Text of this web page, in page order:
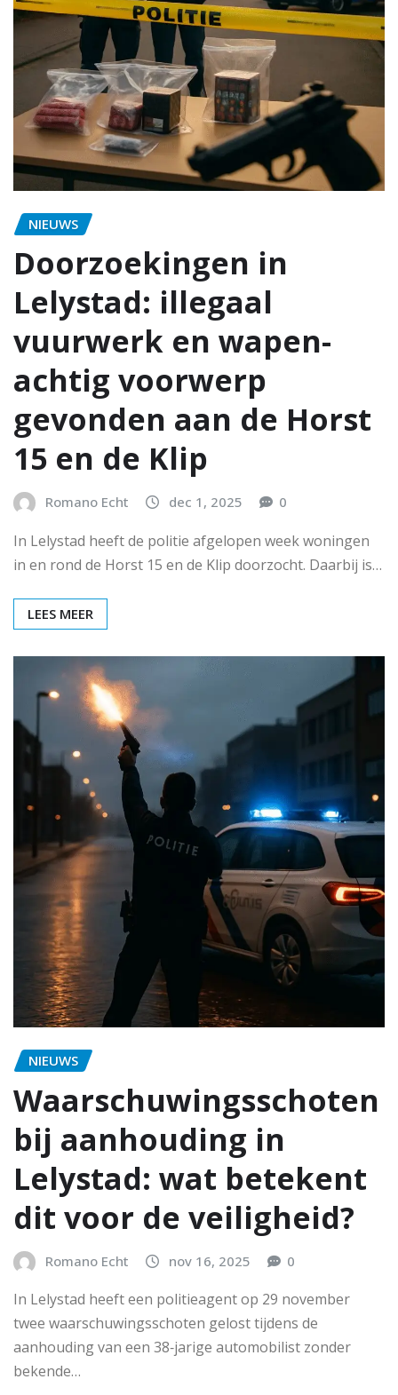
NIEUWS
Doorzoekingen in
Lelystad: illegaal
vuurwerk en wapen-
achtig voorwerp
gevonden aan de Horst
15 en de Klip
Romano Echt dec 1, 2025 0
In Lelystad heeft de politie afgelopen week woningen
in en rond de Horst 15 en de Klip doorzocht. Daarbij is…
LEES MEER
NIEUWS
Waarschuwingsschoten
bij aanhouding in
Lelystad: wat betekent
dit voor de veiligheid?
Romano Echt nov 16, 2025 0
In Lelystad heeft een politieagent op 29 november
twee waarschuwingsschoten gelost tijdens de
aanhouding van een 38‑jarige automobilist zonder
bekende…